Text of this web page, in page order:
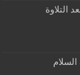
التلاوة